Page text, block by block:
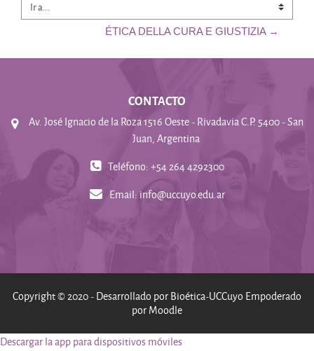
Ir a...
ÉTICA DELLA CURA E GIUSTIZIA →
CONTACTO
Av. José Ignacio de la Roza 1516 Oeste - Rivadavia C.P. 5400 - San
Juan, Argentina
Teléfono: +54 264 4292300
Email: info@uccuyo.edu.ar
Copyright © 2020 - Desarrollado por Bioética-UCCuyo Empoderado
por Moodle
Descargar la app para dispositivos móviles